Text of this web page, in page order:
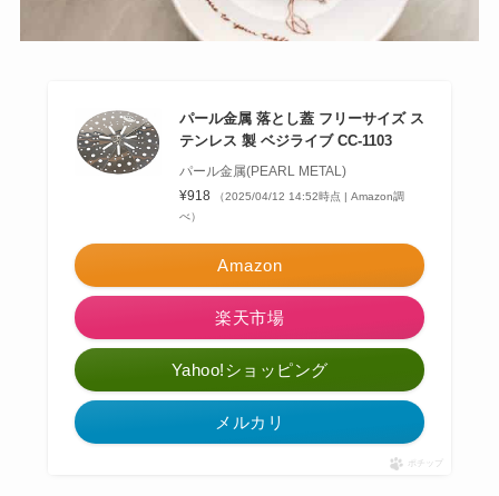
パール金属 落とし蓋 フリーサイズ ス
テンレス 製 ベジライブ CC-1103
パール金属(PEARL METAL)
¥918
（2025/04/12 14:52時点 | Amazon調
べ）
Amazon
楽天市場
Yahoo!ショッピング
メルカリ
ポチップ